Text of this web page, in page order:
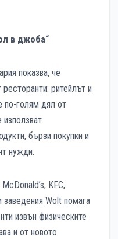
в джоба“
показва, че
ритейлът и
по-голям дял от
използват
бързи покупки и
нужди.
KFC,
Wolt помага
извън физическите
и от новото